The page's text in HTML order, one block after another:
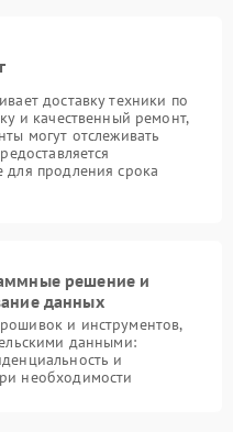
доставку техники по
и качественный ремонт,
могут отслеживать
для продления срока
решение и
данных
и инструментов,
данными:
и
необходимости